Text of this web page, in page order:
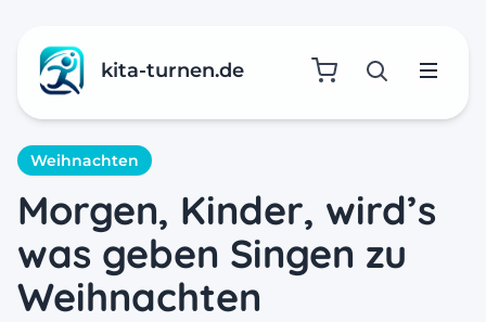
kita-turnen.de SucheMenü
Weihnachten
Morgen, Kinder, wird’s
was geben Singen zu
Weihnachten